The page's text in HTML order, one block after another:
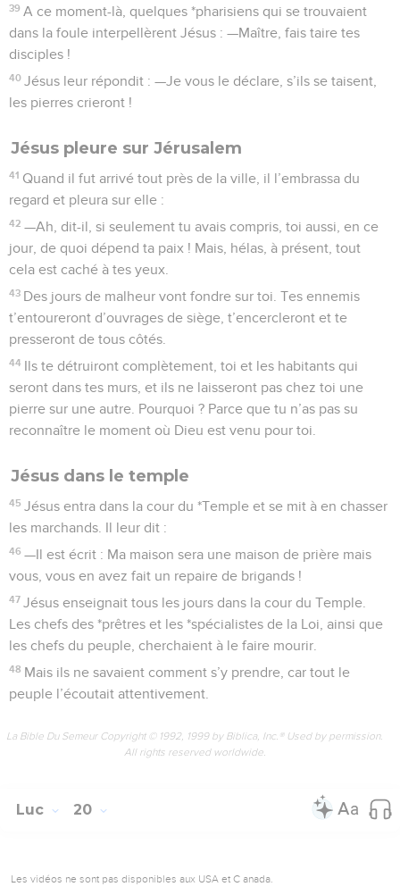
39 A ce moment-là, quelques *pharisiens qui se trouvaient
dans la foule interpellèrent Jésus : —Maître, fais taire tes
disciples !
40 Jésus leur répondit : —Je vous le déclare, s’ils se taisent,
les pierres crieront !
Jésus pleure sur Jérusalem
41 Quand il fut arrivé tout près de la ville, il l’embrassa du
regard et pleura sur elle :
42 —Ah, dit-il, si seulement tu avais compris, toi aussi, en ce
jour, de quoi dépend ta paix ! Mais, hélas, à présent, tout
cela est caché à tes yeux.
43 Des jours de malheur vont fondre sur toi. Tes ennemis
t’entoureront d’ouvrages de siège, t’encercleront et te
presseront de tous côtés.
44 Ils te détruiront complètement, toi et les habitants qui
seront dans tes murs, et ils ne laisseront pas chez toi une
pierre sur une autre. Pourquoi ? Parce que tu n’as pas su
reconnaître le moment où Dieu est venu pour toi.
Jésus dans le temple
45 Jésus entra dans la cour du *Temple et se mit à en chasser
les marchands. Il leur dit :
46 —Il est écrit : Ma maison sera une maison de prière mais
vous, vous en avez fait un repaire de brigands !
47 Jésus enseignait tous les jours dans la cour du Temple.
Les chefs des *prêtres et les *spécialistes de la Loi, ainsi que
les chefs du peuple, cherchaient à le faire mourir.
48 Mais ils ne savaient comment s’y prendre, car tout le
peuple l’écoutait attentivement.
La Bible Du Semeur Copyright © 1992, 1999 by Biblica, Inc.® Used by permission.
All rights reserved worldwide.
Luc 20
Les vidéos ne sont pas disponibles aux USA et C anada.